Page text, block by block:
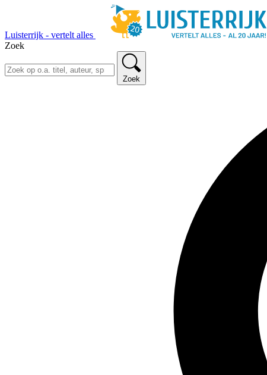
Luisterrijk - vertelt alles
Zoek
Zoek